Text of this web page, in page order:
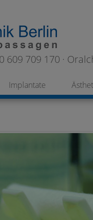
709 170 ·
Implantate